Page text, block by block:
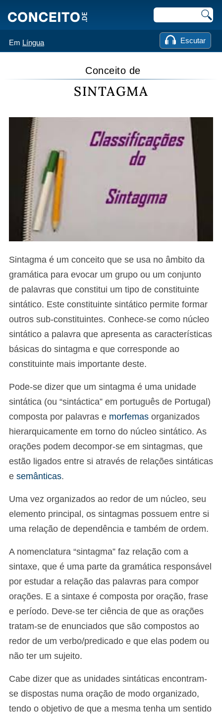
Em Língua Escutar
Conceito de
SINTAGMA
Sintagma é um conceito que se usa no âmbito da
gramática para evocar um grupo ou um conjunto
de palavras que constitui um tipo de constituinte
sintático. Este constituinte sintático permite formar
outros sub-constituintes. Conhece-se como núcleo
sintático a palavra que apresenta as características
básicas do sintagma e que corresponde ao
constituinte mais importante deste.
Pode-se dizer que um sintagma é uma unidade
sintática (ou “sintáctica” em português de Portugal)
composta por palavras e morfemas organizados
hierarquicamente em torno do núcleo sintático. As
orações podem decompor-se em sintagmas, que
estão ligados entre si através de relações sintáticas
e semânticas.
Uma vez organizados ao redor de um núcleo, seu
elemento principal, os sintagmas possuem entre si
uma relação de dependência e também de ordem.
A nomenclatura “sintagma” faz relação com a
sintaxe, que é uma parte da gramática responsável
por estudar a relação das palavras para compor
orações. E a sintaxe é composta por oração, frase
e período. Deve-se ter ciência de que as orações
tratam-se de enunciados que são compostos ao
redor de um verbo/predicado e que elas podem ou
não ter um sujeito.
Cabe dizer que as unidades sintáticas encontram-
se dispostas numa oração de modo organizado,
tendo o objetivo de que a mesma tenha um sentido